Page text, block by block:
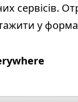
сервісів.
у